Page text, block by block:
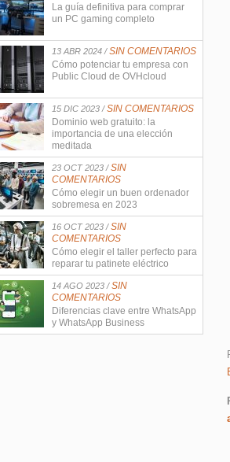
La guía definitiva para comprar
un PC gaming completo
13 ABR 2024 /SIN COMENTARIOS
Cómo potenciar tu empresa con
Public Cloud de OVHcloud
15 DIC 2023 /SIN COMENTARIOS
Dominio web gratuito: la
importancia de una elección
meditada
23 OCT 2023 /SIN
COMENTARIOS
Cómo elegir un buen ordenador
sobremesa en 2023
16 OCT 2023 /SIN
COMENTARIOS
Cómo elegir el taller perfecto para
reparar tu patinete eléctrico
14 AGO 2023 /SIN
COMENTARIOS
Diferencias clave entre WhatsApp
y WhatsApp Business